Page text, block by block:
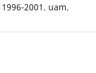
2001. uam.